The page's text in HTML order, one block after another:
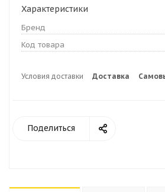
Характеристики
Бренд
Код товара
Условия доставки Доставка
Поделиться